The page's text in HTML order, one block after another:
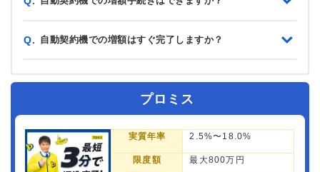
Q. 自動契約機での増額はすぐ完了しますか？
プロミス
実質年率 2.5%〜18.0%
限度額 最大800万円